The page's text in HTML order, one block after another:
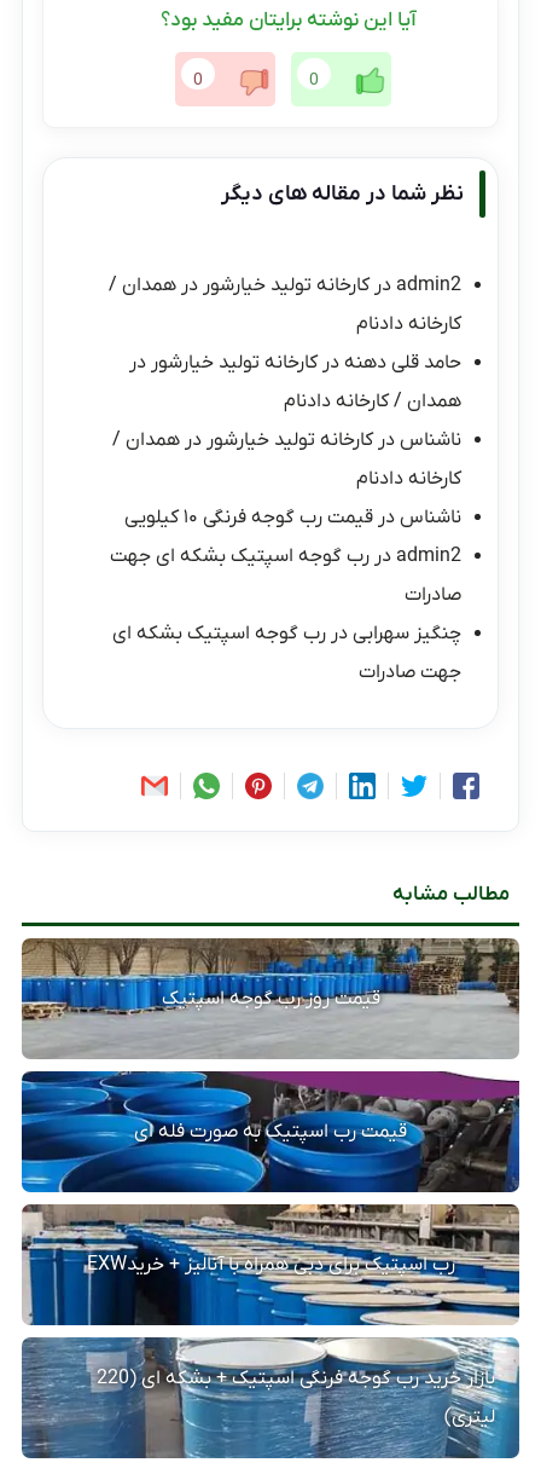
آیا این نوشته برایتان مفید بود؟
0
0
نظر شما در مقاله های دیگر
admin2 درکارخانه تولید خیارشور در همدان /
کارخانه دادنام
حامد قلی دهنه درکارخانه تولید خیارشور در
همدان / کارخانه دادنام
ناشناس درکارخانه تولید خیارشور در همدان /
کارخانه دادنام
ناشناس درقیمت رب گوجه فرنگی ۱۰ کیلویی
admin2 دررب گوجه اسپتیک بشکه ای جهت
صادرات
چنگیز سهرابی دررب گوجه اسپتیک بشکه ای
جهت صادرات
مطالب مشابه
قیمت روز رب گوجه اسپتیک
قیمت رب اسپتیک به صورت فله ای
رب اسپتیک برای دبی همراه با آنالیز + خریدEXW
بازار خرید رب گوجه فرنگی اسپتیک + بشکه ای (220
لیتری)